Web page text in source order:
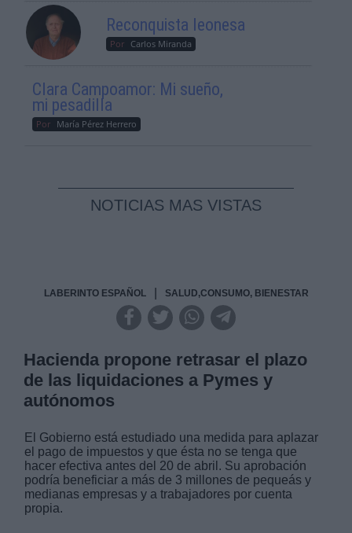
Reconquista leonesa
Por Carlos Miranda
Clara Campoamor: Mi sueño,
mi pesadilla
Por María Pérez Herrero
NOTICIAS MAS VISTAS
LABERINTO ESPAÑOL SALUD,CONSUMO, BIENESTAR
Hacienda propone retrasar el plazo
de las liquidaciones a Pymes y
autónomos
El Gobierno está estudiado una medida para aplazar
el pago de impuestos y que ésta no se tenga que
hacer efectiva antes del 20 de abril. Su aprobación
podría beneficiar a más de 3 millones de pequeás y
medianas empresas y a trabajadores por cuenta
propia.